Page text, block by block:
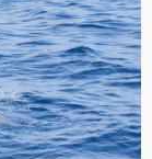
Chorwacja
2020.”